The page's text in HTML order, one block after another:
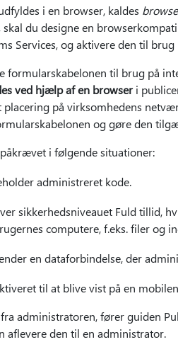
i en browser, kaldes
du designe en
Services, og aktivere den til
formularskabelonen til brug på
ved hjælp af en browseri
på virksomhedens
og gøre den
i følgende situationer:
administreret kode.
sikkerhedsniveauet Fuld tillid,
computere, f.eks. filer og
en dataforbindelse, der
til at blive vist på en
administratoren, fører guiden
aflevere den til en administrator.